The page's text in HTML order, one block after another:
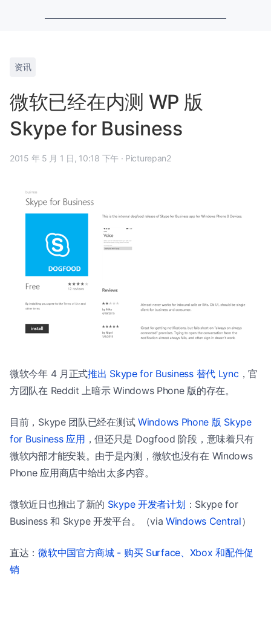
资讯
微软已经在内测 WP 版
Skype for Business
2015 年 5 月 1 日, 10:18 下午 · Picturepan2
微软今年 4 月正式推出 Skype for Business 替代 Lync ，官
方团队在 Reddit 上暗示 Windows Phone 版的存在。
目前，Skype 团队已经在测试 Windows Phone 版 Skype
for Business 应用 ，但还只是 Dogfood 阶段，意味着只有
微软内部才能安装。由于是内测，微软也没有在 Windows
Phone 应用商店中给出太多内容。
微软近日也推出了新的 Skype 开发者计划 ：Skype for
Business 和 Skype 开发平台。（viaWindows Central）
直达：微软中国官方商城 - 购买 Surface、Xbox 和配件促
销